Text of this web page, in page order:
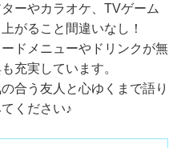
ーやカラオケ、TVゲーム
がること間違いなし！
ドメニューやドリンクが無
充実しています。
合う友人と心ゆくまで語り
ください♪